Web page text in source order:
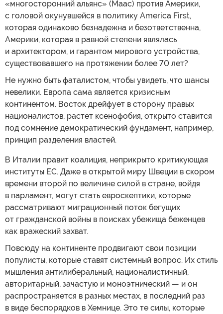
«многосторонний альянс» (Маас) против Америки,
с головой окунувшейся в политику America First,
которая одинаково безнадежна и безответственна,
Америки, которая в равной степени являлась
и архитектором, и гарантом мирового устройства,
существовавшего на протяжении более 70 лет?
Не нужно быть фаталистом, чтобы увидеть, что шансы
невелики. Европа сама является кризисным
континентом. Восток дрейфует в сторону правых
националистов, растет ксенофобия, открыто ставится
под сомнение демократический фундамент, например,
принцип разделения властей.
В Италии правит коалиция, неприкрыто критикующая
институты ЕС. Даже в открытой миру Швеции в скором
времени второй по величине силой в стране, войдя
в парламент, могут стать евроскептики, которые
рассматривают миграционный поток бегущих
от гражданской войны в поисках убежища беженцев
как вражеский захват.
Повсюду на континенте продвигают свои позиции
популисты, которые ставят системный вопрос. Их стиль
мышления антилиберальный, националистичный,
авторитарный, зачастую и моноэтнический — и он
распространяется в разных местах, в последний раз
в виде беспорядков в Хемнице. Это те силы, которые